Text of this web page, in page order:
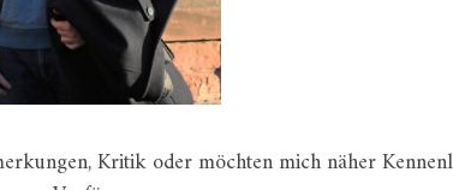
Kritik oder möchten mich näher